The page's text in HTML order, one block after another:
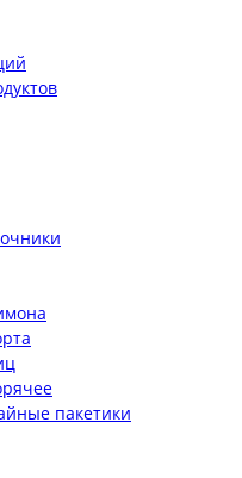
пакетики